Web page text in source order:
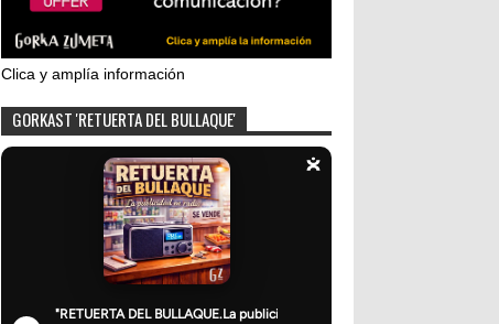
Clica y amplía información
GORKAST 'RETUERTA DEL BULLAQUE'